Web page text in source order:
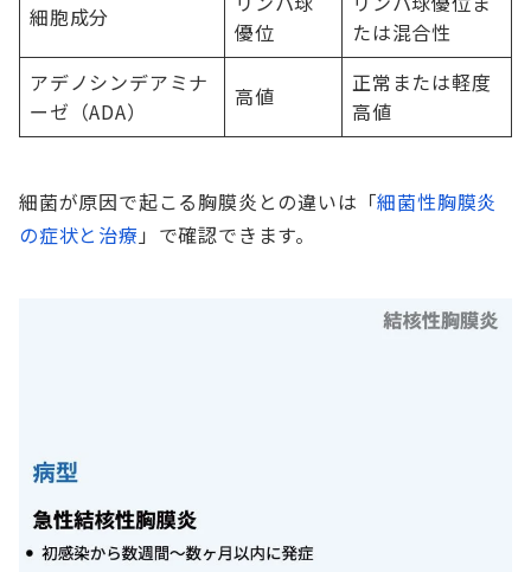
細胞成分
優位
たは混合性
アデノシンデアミナ
ーゼ（ADA）
高値
正常または軽度
高値
細菌が原因で起こる胸膜炎との違いは「細菌性胸膜炎
の症状と治療 」で確認できます。